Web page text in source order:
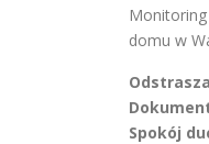
domu w
Spokój